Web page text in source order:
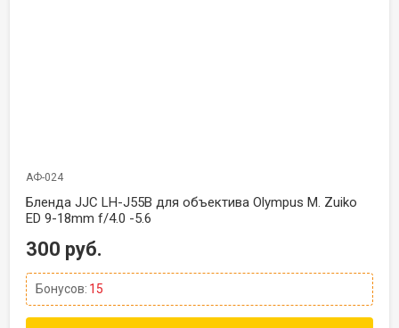
АФ-024
Бленда JJC LH-J55B для объектива Olympus M. Zuiko
ED 9-18mm f/4.0 -5.6
300 руб.
Бонусов: 15